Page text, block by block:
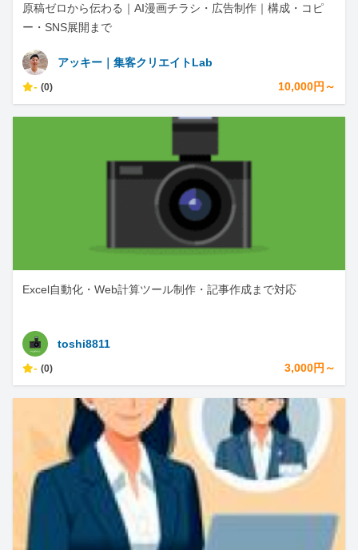
原稿ゼロから伝わる｜AI漫画チラシ・広告制作｜構成・コピ
ー・SNS展開まで
アッキー｜集客クリエイトLab
- (0) 10,000円～
Excel自動化・Web計算ツール制作・記事作成まで対応
toshi8811
- (0) 3,000円～